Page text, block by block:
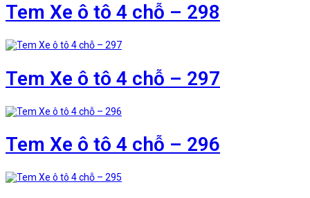
Tem Xe ô tô 4 chỗ – 298
Tem Xe ô tô 4 chỗ – 297
Tem Xe ô tô 4 chỗ – 296